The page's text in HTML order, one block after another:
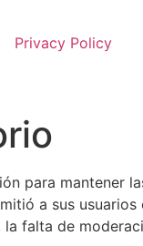
Privacy Policy
para mantener
a sus usuarios
falta de